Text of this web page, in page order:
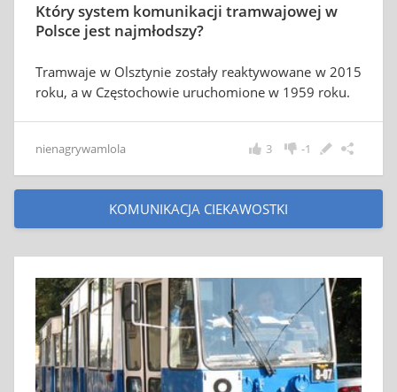
Który system komunikacji tramwajowej w
Polsce jest najmłodszy?
Tramwaje w Olsztynie zostały reaktywowane w 2015
roku, a w Częstochowie uruchomione w 1959 roku.
nienagrywamlola -1
3
KOMUNIKACJA CIEKAWOSTKI